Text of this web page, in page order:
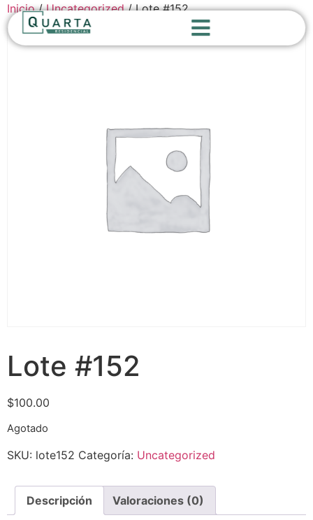
Inicio/Uncategorized/ Lote #152
Lote #152
$100.00
Agotado
SKU: lote152 Categoría: Uncategorized
Descripción Valoraciones (0)